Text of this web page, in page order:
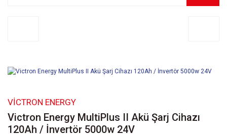
VICTRON ENERGY
Victron Energy MultiPlus II Akü Şarj Cihazı
120Ah / İnvertör 5000w 24V